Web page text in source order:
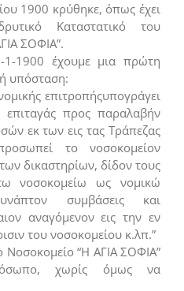
1900 κρύθηκε, όπως έχει
Καταστατικό του
ΣΟΦΙΑ”.
1900 έχουμε μια πρώτη
υπόσταση:
επιτροπήςυπογράγει
επιταγάς προς παραλαβήν
εκ των εις τας Τράπεζας
το νοσοκομείον
δικαστηρίων, δίδον τους
νοσοκομείω ως νομικώ
συμβάσεις και
αναγόμενον εις την εν
του νοσοκομείου κ.λπ.”
Νοσοκομείο “Η ΑΓΙΑ ΣΟΦΙΑ”
χωρίς όμως να